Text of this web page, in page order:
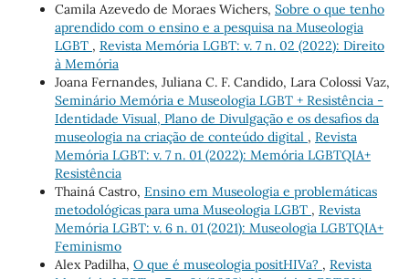
Camila Azevedo de Moraes Wichers, Sobre o que tenho
aprendido com o ensino e a pesquisa na Museologia
LGBT , Revista Memória LGBT: v. 7 n. 02 (2022): Direito
à Memória
Joana Fernandes, Juliana C. F. Candido, Lara Colossi Vaz,
Seminário Memória e Museologia LGBT + Resistência -
Identidade Visual, Plano de Divulgação e os desafios da
museologia na criação de conteúdo digital , Revista
Memória LGBT: v. 7 n. 01 (2022): Memória LGBTQIA+
Resistência
Thainá Castro, Ensino em Museologia e problemáticas
metodológicas para uma Museologia LGBT , Revista
Memória LGBT: v. 6 n. 01 (2021): Museologia LGBTQIA+
Feminismo
Alex Padilha, O que é museologia positHIVa? , Revista